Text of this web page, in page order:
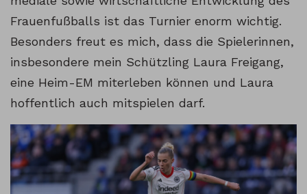
Frauenfußballs ist das Turnier enorm wichtig.
Besonders freut es mich, dass die Spielerinnen,
insbesondere mein Schützling Laura Freigang,
eine Heim-EM miterleben können und Laura
hoffentlich auch mitspielen darf.